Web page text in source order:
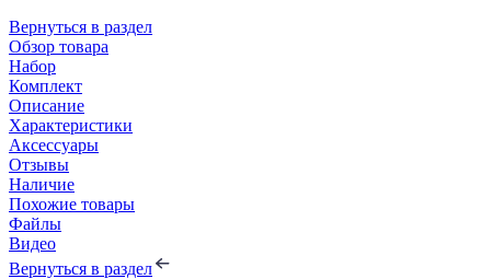
Вернуться в раздел
Обзор товара
Набор
Комплект
Описание
Характеристики
Аксессуары
Отзывы
Наличие
Похожие товары
Файлы
Видео
Вернуться в раздел